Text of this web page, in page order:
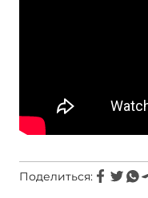
Поделиться: